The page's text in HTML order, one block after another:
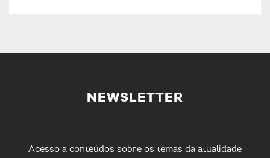
NEWSLETTER
Acesso a conteúdos sobre os temas da atualidade